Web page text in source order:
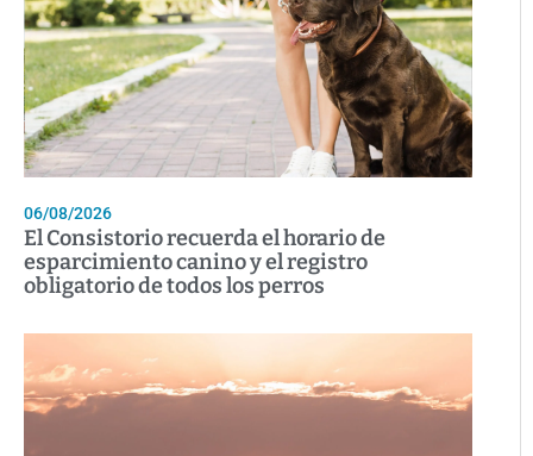
06/08/2026
El Consistorio recuerda el horario de
esparcimiento canino y el registro
obligatorio de todos los perros